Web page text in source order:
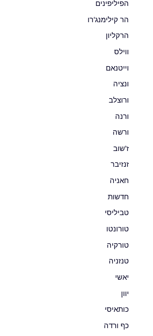
הפיליפינים
הר קילימנג'רו
הרקליון
ווילס
וייטנאם
ונציה
ורוצלב
ורנה
ורשה
ז'שוב
זנזיבר
חאניה
חדשות
טביליסי
טורונטו
טורקיה
טנזניה
יאשי
יוון
כותאיסי
כף ורדה